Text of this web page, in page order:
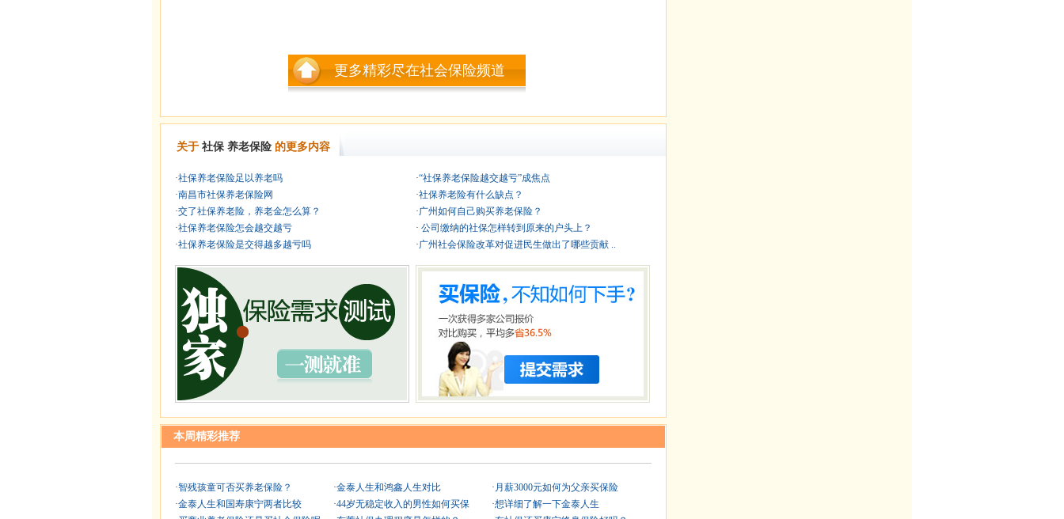
更多精彩尽在社会保险频道
关于 社保 养老保险 的更多内容
·社保养老保险足以养老吗
·南昌市社保养老保险网
·交了社保养老险，养老金怎么算？
·社保养老保险怎会越交越亏
·社保养老保险是交得越多越亏吗
·“社保养老保险越交越亏”成焦点
·社保养老险有什么缺点？
·广州如何自己购买养老保险？
· 公司缴纳的社保怎样转到原来的户头上？
·广州社会保险改革对促进民生做出了哪些贡献 ..
本周精彩推荐
·智残孩童可否买养老保险？
·金泰人生和国寿康宁两者比较
·金泰人生和鸿鑫人生对比
·44岁无稳定收入的男性如何买保
· 月薪3000元如何为父亲买保险
·想详细了解一下金泰人生